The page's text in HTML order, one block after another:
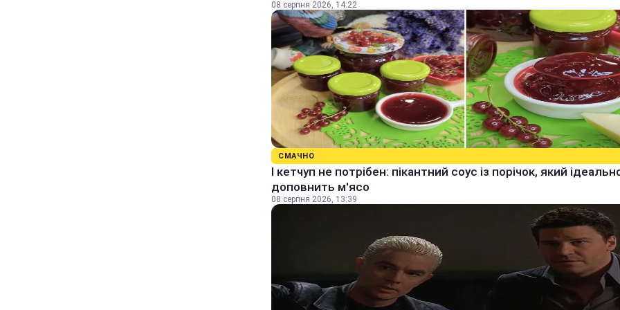
08 серпня 2026, 14:22
СМАЧНО
І кетчуп не потрібен: пікантний соус із порічок, який
доповнить м'ясо
08 серпня 2026, 13:39